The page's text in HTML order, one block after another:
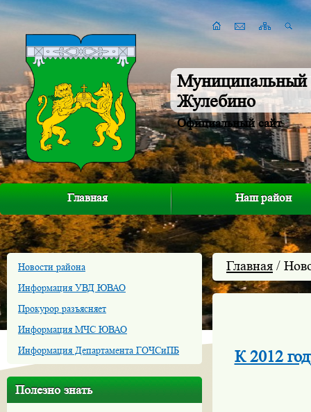
Муниципальный
Жулебино
Официальный сайт
Главная Наш район
Новости района
Информация УВД ЮВАО
Прокурор разъясняет
Информация МЧС ЮВАО
Информация Департамента ГОЧСиПБ
Полезно знать
Главная /
К 2012